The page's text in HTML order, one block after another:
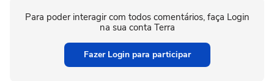
Para poder interagir com todos comentários, faça Login
na sua conta Terra
Fazer Login para participar